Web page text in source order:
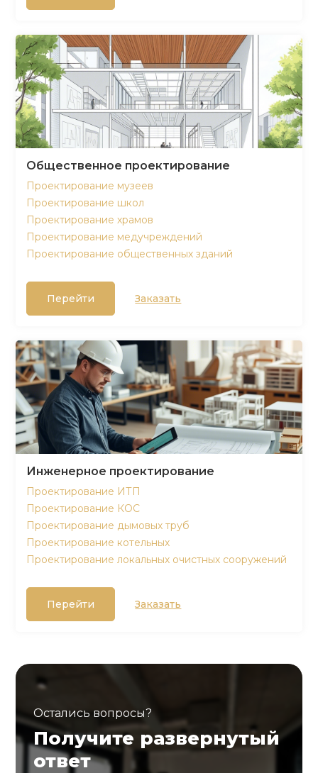
Общественное проектирование
Проектирование музеев
Проектирование школ
Проектирование храмов
Проектирование медучреждений
Проектирование общественных зданий
Перейти Заказать
Инженерное проектирование
Проектирование ИТП
Проектирование КОС
Проектирование дымовых труб
Проектирование котельных
Проектирование локальных очистных сооружений
Перейти Заказать
Остались вопросы?
Получите развернутый
ответ